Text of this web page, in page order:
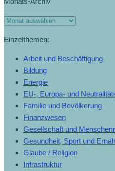
Monats-
Einzelthemen:
Arbeit und Beschäftigung
Bildung
Energie
EU-, Europa- und
Familie und Bevölkerung
Finanzwesen
Gesellschaft und
Gesundheit, Sport und
Glaube / Religion
Infrastruktur